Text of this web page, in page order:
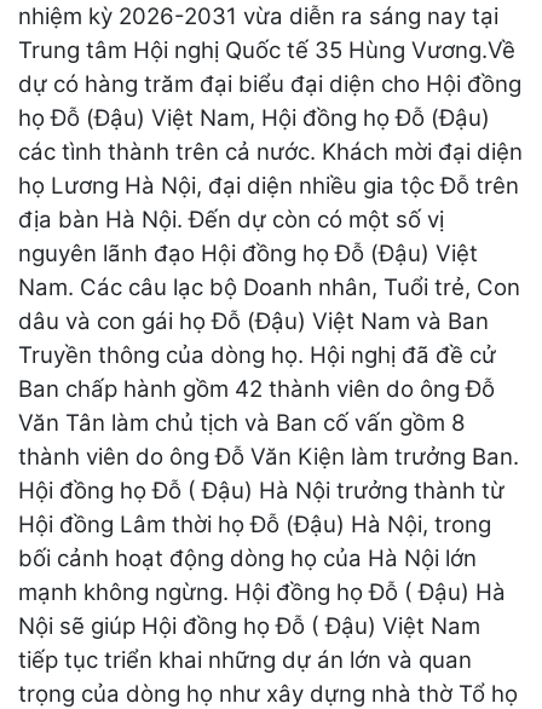
nhiệm kỳ 2026-2031 vừa diễn ra sáng nay tại
Trung tâm Hội nghị Quốc tế 35 Hùng Vương.Về
dự có hàng trăm đại biểu đại diện cho Hội đồng
họ Đỗ (Đậu) Việt Nam, Hội đồng họ Đỗ (Đậu)
các tình thành trên cả nước. Khách mời đại diện
họ Lương Hà Nội, đại diện nhiều gia tộc Đỗ trên
địa bàn Hà Nội. Đến dự còn có một số vị
nguyên lãnh đạo Hội đồng họ Đỗ (Đậu) Việt
Nam. Các câu lạc bộ Doanh nhân, Tuổi trẻ, Con
dâu và con gái họ Đỗ (Đậu) Việt Nam và Ban
Truyền thông của dòng họ. Hội nghị đã đề cử
Ban chấp hành gồm 42 thành viên do ông Đỗ
Văn Tân làm chủ tịch và Ban cố vấn gồm 8
thành viên do ông Đỗ Văn Kiện làm trưởng Ban.
Hội đồng họ Đỗ ( Đậu) Hà Nội trưởng thành từ
Hội đồng Lâm thời họ Đỗ (Đậu) Hà Nội, trong
bối cảnh hoạt động dòng họ của Hà Nội lớn
mạnh không ngừng. Hội đồng họ Đỗ ( Đậu) Hà
Nội sẽ giúp Hội đồng họ Đỗ ( Đậu) Việt Nam
tiếp tục triển khai những dự án lớn và quan
trọng của dòng họ như xây dựng nhà thờ Tổ họ